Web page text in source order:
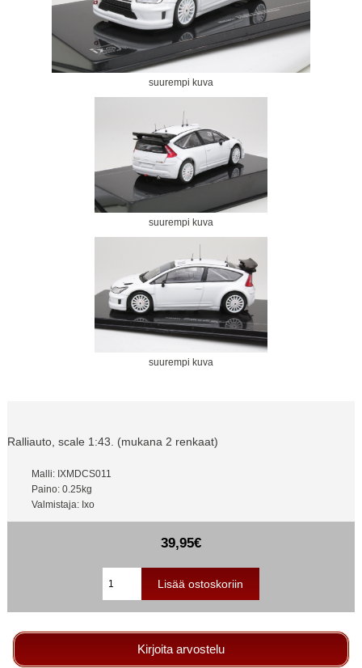
suurempi kuva
suurempi kuva
suurempi kuva
Ralliauto, scale 1:43. (mukana 2 renkaat)
Malli: IXMDCS011
Paino: 0.25kg
Valmistaja: Ixo
39,95€
Kirjoita arvostelu